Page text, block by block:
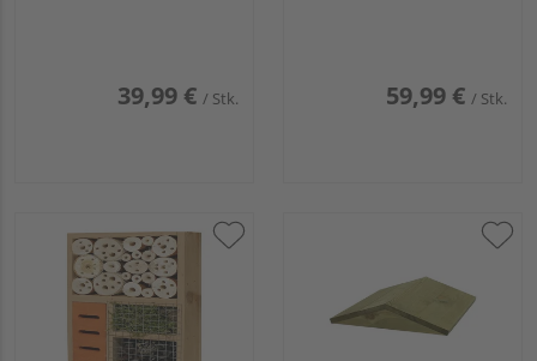
39,99 € / Stk. 59,99 € / Stk.